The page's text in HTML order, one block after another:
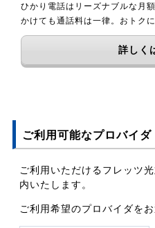
ひかり電話はリーズナブルな月
かけても通話料は一律。おトク
詳しく
ご利用可能なプロバイダ
ご利用いただけるフレッツ
内いたします。
ご利用希望のプロバイダをお